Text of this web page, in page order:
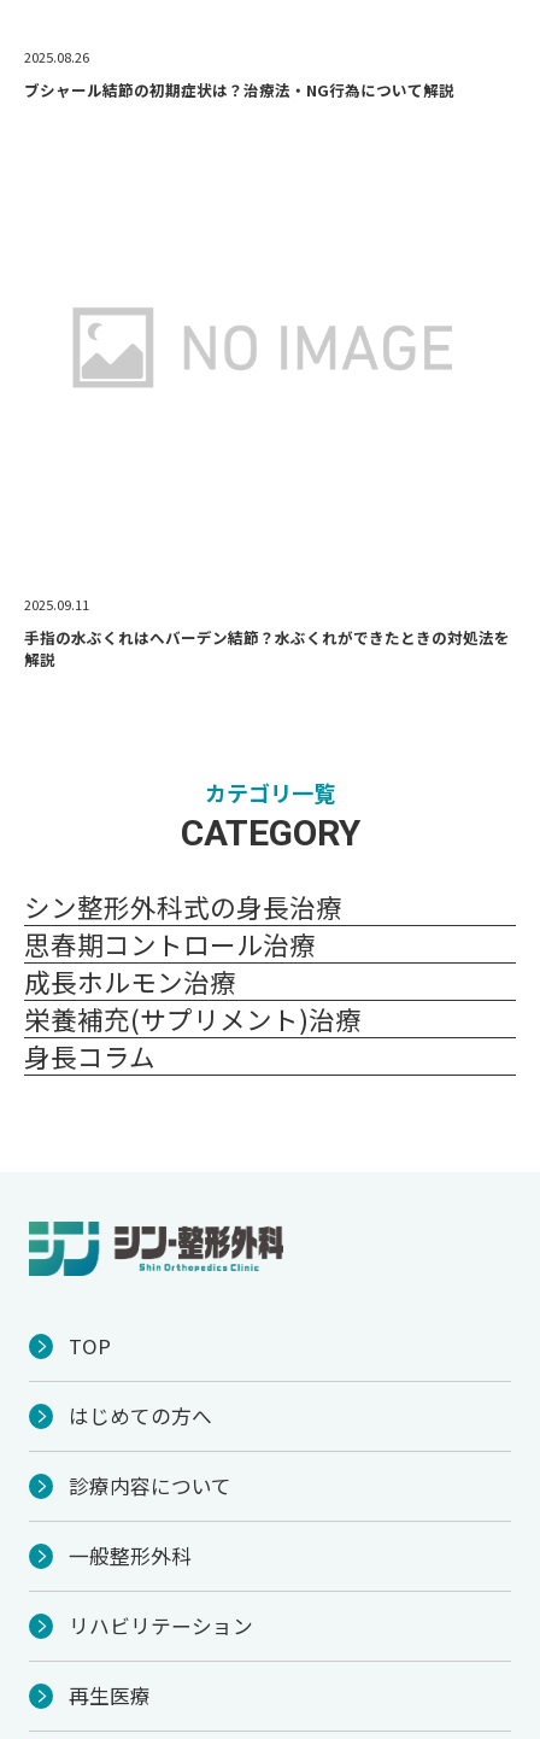
2025.08.26
ブシャール結節の初期症状は？治療法・NG行為について解説
2025.09.11
手指の水ぶくれはへバーデン結節？水ぶくれができたときの対処法を
解説
カテゴリ一覧
CATEGORY
シン整形外科式の身長治療
思春期コントロール治療
成長ホルモン治療
栄養補充(サプリメント)治療
身長コラム
TOP
はじめての方へ
診療内容について
一般整形外科
リハビリテーション
再生医療